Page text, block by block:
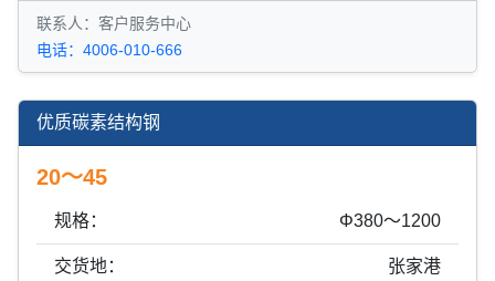
联系人：客户服务中心
电话：4006-010-666
优质碳素结构钢
20～45
规格： Φ380～1200
交货地： 张家港